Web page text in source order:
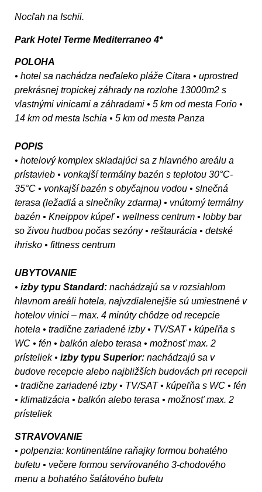
Nocľah na Ischii.
Park Hotel Terme Mediterraneo 4*
POLOHA
• hotel sa nachádza neďaleko pláže Citara • uprostred
prekrásnej tropickej záhrady na rozlohe 13000m2 s
vlastnými vinicami a záhradami • 5 km od mesta Forio •
14 km od mesta Ischia • 5 km od mesta Panza
POPIS
• hotelový komplex skladajúci sa z hlavného areálu a
prístavieb • vonkajší termálny bazén s teplotou 30°C-
35°C • vonkajší bazén s obyčajnou vodou • slnečná
terasa (ležadlá a slnečníky zdarma) • vnútorný termálny
bazén • Kneippov kúpeľ • wellness centrum • lobby bar
so živou hudbou počas sezóny • reštaurácia • detské
ihrisko • fittness centrum
UBYTOVANIE
• izby typu Standard: nachádzajú sa v rozsiahlom
hlavnom areáli hotela, najvzdialenejšie sú umiestnené v
hotelov vinici – max. 4 minúty chôdze od recepcie
hotela • tradične zariadené izby • TV/SAT • kúpeľňa s
WC • fén • balkón alebo terasa • možnosť max. 2
prísteliek • izby typu Superior: nachádzajú sa v
budove recepcie alebo najbližších budovách pri recepcii
• tradične zariadené izby • TV/SAT • kúpeľňa s WC • fén
• klimatizácia • balkón alebo terasa • možnosť max. 2
prísteliek
STRAVOVANIE
• polpenzia: kontinentálne raňajky formou bohatého
bufetu • večere formou servírovaného 3-chodového
menu a bohatého šalátového bufetu